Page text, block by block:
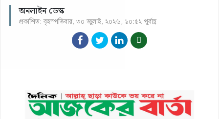
অনলাইন ডেস্ক
প্রকাশিত: বৃহস্পতিবার, ৩০ জুলাই, ২০২৬, ১০:৫২ পূর্বাহ্ণ